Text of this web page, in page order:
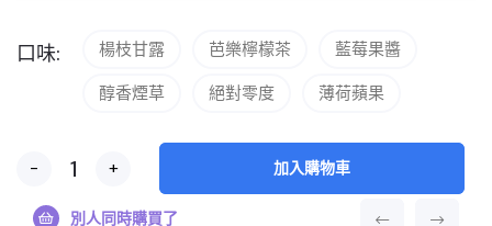
口味: 楊枝甘露 芭樂檸檬茶
藍莓果醬
醇香煙草
絕對零度 薄荷蘋果
- + 加入購物車
別人同時購買了